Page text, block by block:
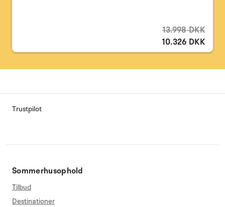
13.998 DKK
10.326 DKK
Trustpilot
Sommerhusophold
Tilbud
Destinationer